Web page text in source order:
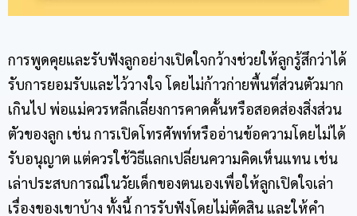
การพูดคุยและรับฟังลูกอย่างเปิดใจกว้างช่วยให้ลูกรู้สึกว่าได้
รับการยอมรับและไว้วางใจ โดยไม่ก้าวก่ายพื้นที่ส่วนตัวมาก
เกินไป พ่อแม่ควรหลีกเลี่ยงการคาดคั้นหรือสอดส่องสิ่งส่วน
ตัวของลูก เช่น การเปิดโทรศัพท์หรืออ่านข้อความโดยไม่ได้
รับอนุญาต แต่ควรใช้วิธีแลกเปลี่ยนความคิดเห็นแทน เช่น
เล่าประสบการณ์ในวัยเด็กของตนเองเพื่อให้ลูกเปิดใจเล่า
เรื่องของเขาบ้าง ทั้งนี้ การรับฟังโดยไม่ตัดสิน และให้คำ